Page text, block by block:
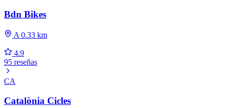
Bdn Bikes
A 0.33 km
4.9
95 reseñas
CA
Catalònia Cicles